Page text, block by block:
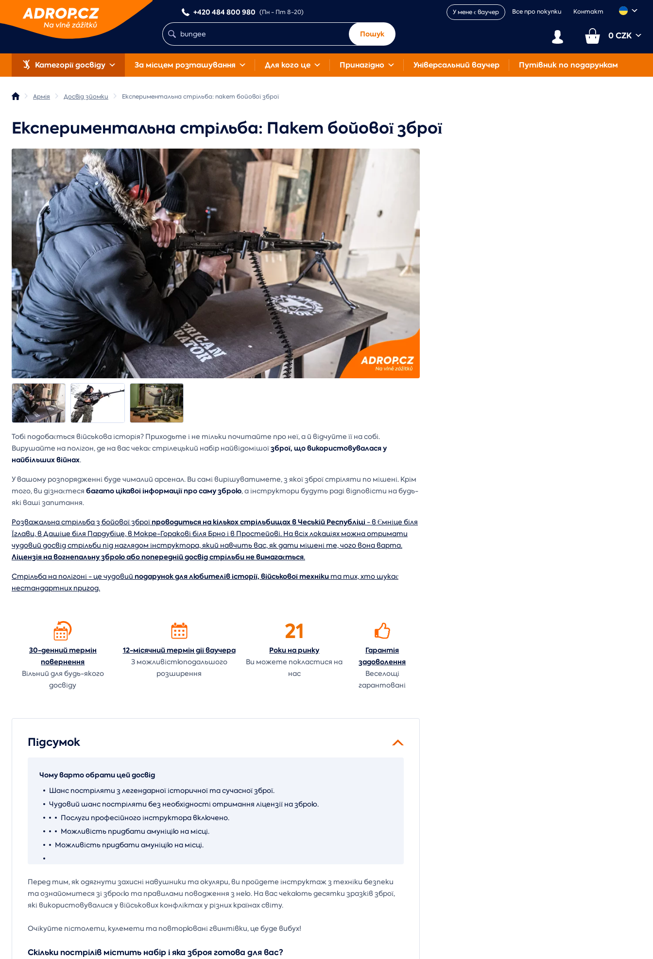
+420 484 800 980 (Пн - Пт 8-20) У мене є ваучер Все про покупки Контакт
Пошук 0 CZK
Категорії досвіду За місцем розташування Для кого це Принагідно Універсальний ваучер Путівник по подарункам
Армія Досвід зйомки Експериментальна стрільба: пакет бойової зброї
Експериментальна стрільба: Пакет бойової зброї
Тобі подобається військова історія? Приходьте і не тільки почитайте про неї, а й відчуйте її на собі.
Вирушайте на полігон, де на вас чекає стрілецький набір найвідомішоїзброї, що використовувалася у
найбільших війнах.
У вашому розпорядженні буде чималий арсенал. Ви самі вирішуватимете, з якої зброї стріляти по мішені. Крім
того, ви дізнаєтеся багато цікавої інформації про саму зброю, а інструктори будуть раді відповісти на будь-
які ваші запитання.
Розважальна стрільба з бойової зброїпроводиться на кількох стрільбищах в Чеській Республіці - в Ємніце біля
Їглави, в Дашіце біля Пардубіце, в Мокре-Горакові біля Брно і в Простейові. На всіх локаціях можна отримати
чудовий досвід стрільби під наглядом інструктора, який навчить вас, як дати мішені те, чого вона варта.
Ліцензія на вогнепальну зброю або попередній досвід стрільби не вимагається.
Стрільба на полігоні - це чудовий подарунок для любителів історії, військової техніки та тих, хто шукає
нестандартних пригод.
30-денний термін
повернення
Вільний для будь-якого
досвіду
12-місячний термін діїваучера
З можливістюподальшого
розширення
21
Роки наринку
Ви можете покластися на
нас
Гарантія
задоволення
Веселощі
гарантовані
Підсумок
Чому варто обрати цей досвід
Шанс постріляти з легендарної історичної та сучасної зброї.
Чудовий шанс постріляти без необхідності отримання ліцензії на зброю.
Послуги професійного інструктора включено.
Можливість придбати амуніцію на місці.
Можливість придбати амуніцію на місці.
Перед тим, як одягнути захисні навушники та окуляри, ви пройдете інструктаж з техніки безпеки
та ознайомитеся зі зброєю та правилами поводження з нею. На вас чекають десятки зразків зброї,
які використовувалися у військових конфліктах у різних країнах світу.
Очікуйте пістолети, кулемети та повторювані гвинтівки, це буде вибух!
Скільки пострілів містить набір і яка зброя готова для вас?